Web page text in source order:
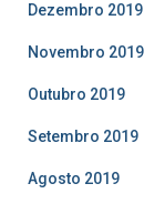
Dezembro 2019
Novembro 2019
Outubro 2019
Setembro 2019
Agosto 2019